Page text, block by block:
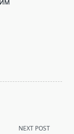
NEXT POST